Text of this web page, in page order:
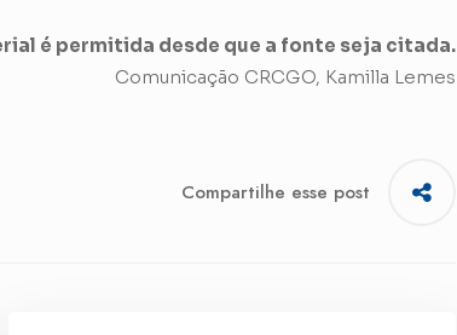
é permitida desde que a fonte seja citada.
Comunicação CRCGO, Kamilla Lemes
Compartilhe esse post